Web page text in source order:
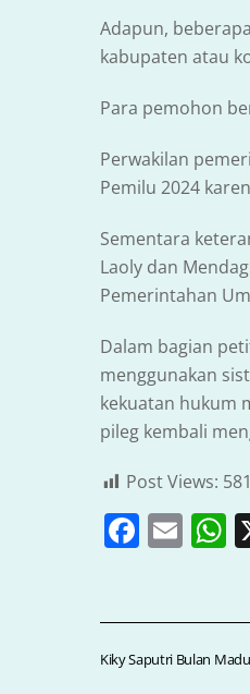
Adapun,
kabupaten atau
Para pemohon
Perwakilan
Pemilu 2024
Sementara
Laoly dan
Pemerintahan
Dalam bagian
menggunakan
kekuatan hukum
pileg kembali
Post Views: 581
F
e
b
E
l s
A
Kiky Saputri Bulan